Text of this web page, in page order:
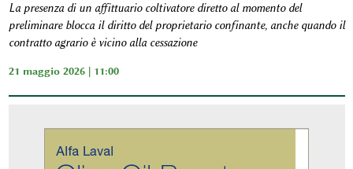
La presenza di un affittuario coltivatore diretto al momento del
preliminare blocca il diritto del proprietario confinante, anche quando il
contratto agrario è vicino alla cessazione
21 maggio 2026 | 11:00